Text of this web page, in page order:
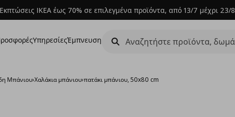
Εκπτώσεις IKEA έως 70% σε επιλεγμένα προϊόντα, από 13/7 μέχρι 23/8
ΥπηρεσίεςΈμπνευση
Μπάνιου›Χαλάκια μπάνιου›πατάκι μπάνιου, 50x80 cm